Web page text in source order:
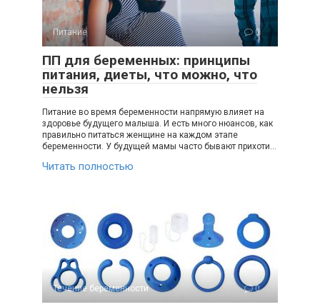
Питание 0
ПП для беременных: принципы
питания, диеты, что можно, что
нельзя
Питание во время беременности напрямую влияет на
здоровье будущего малыша. И есть много нюансов, как
правильно питаться женщине на каждом этапе
беременности. У будущей мамы часто бывают прихоти…
Читать полностью
Течение беременности 0